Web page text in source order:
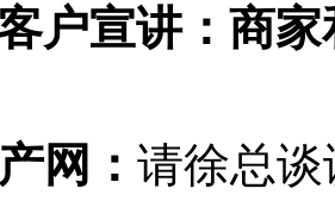
户宣讲：商
网： 请徐总